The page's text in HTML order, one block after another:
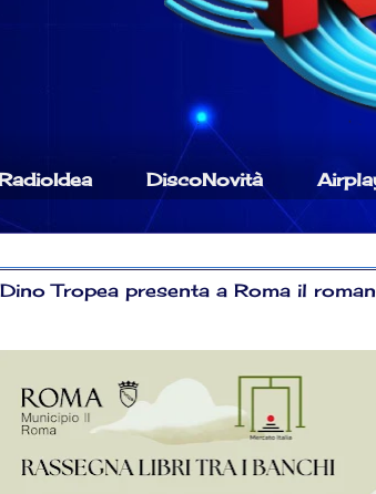
DiscoNovità
Tropea presenta a Roma il